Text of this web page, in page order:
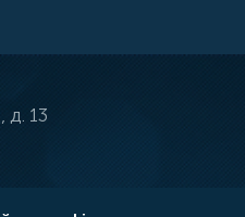
д. 13